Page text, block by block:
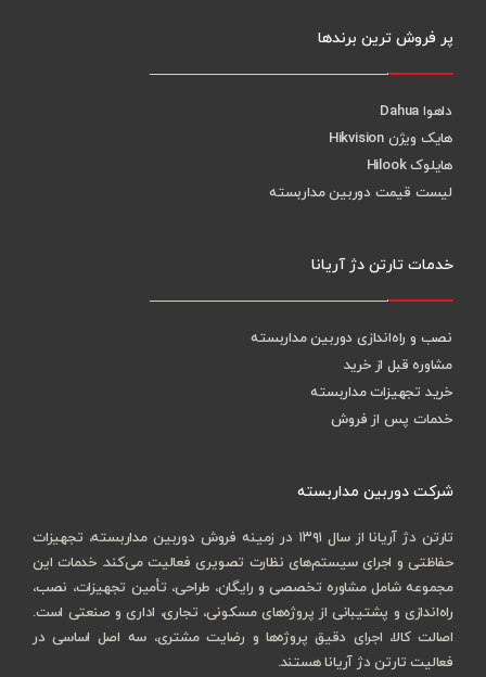
پر فروش ترین برندها
داهوا Dahua
هایک ویژن Hikvision
هایلوک Hilook
لیست قیمت دوربین مداربسته
خدمات تارتن دژ آریانا
نصب و راه‌اندازی دوربین مداربسته
مشاوره قبل از خرید
خرید تجهیزات مداربسته
خدمات پس از فروش
شرکت دوربین مداربسته
تارتن دژ آریانا از سال ۱۳۹۱ در زمینه فروش دوربین مداربسته، تجهیزات
حفاظتی و اجرای سیستم‌های نظارت تصویری فعالیت می‌کند. خدمات این
مجموعه شامل مشاوره تخصصی و رایگان، طراحی، تأمین تجهیزات، نصب،
راه‌اندازی و پشتیبانی از پروژه‌های مسکونی، تجاری، اداری و صنعتی است.
اصالت کالا، اجرای دقیق پروژه‌ها و رضایت مشتری، سه اصل اساسی در
فعالیت تارتن دژ آریانا هستند.